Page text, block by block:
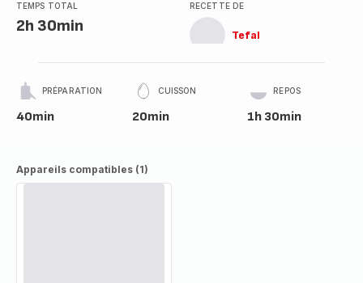
TEMPS TOTAL
2h 30min
RECETTE DE
Tefal
PRÉPARATION
40min
CUISSON
20min
REPOS
1h 30min
Appareils compatibles (1)